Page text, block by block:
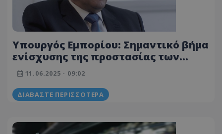
Υπουργός Εμπορίου: Σημαντικό βήμα
ενίσχυσης της προστασίας των
καταναλωτών η λειτουργία e-kalathi
11.06.2025 - 09:02
ΔΙΑΒΆΣΤΕ ΠΕΡΙΣΣΌΤΕΡΑ